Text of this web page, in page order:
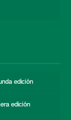
edición
edición